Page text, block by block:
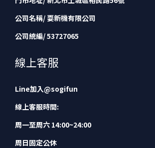
公司名稱/ 耍新機有限公司
公司統編/ 53727065
線上客服
Line加入@sogifun
線上客服時間:
周一至周六 14:00~24:00
周日固定公休